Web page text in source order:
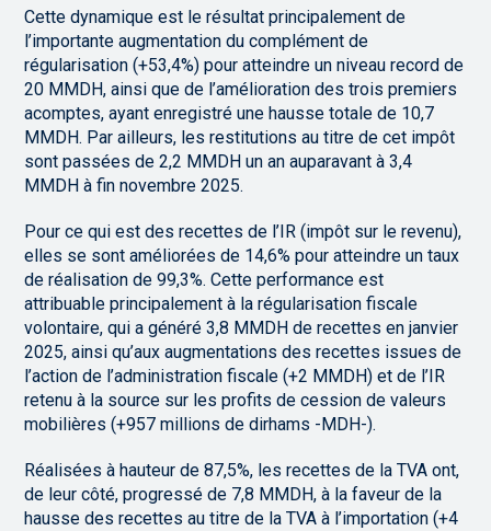
Cette dynamique est le résultat principalement de
l’importante augmentation du complément de
régularisation (+53,4%) pour atteindre un niveau record de
20 MMDH, ainsi que de l’amélioration des trois premiers
acomptes, ayant enregistré une hausse totale de 10,7
MMDH. Par ailleurs, les restitutions au titre de cet impôt
sont passées de 2,2 MMDH un an auparavant à 3,4
MMDH à fin novembre 2025.
Pour ce qui est des recettes de l’IR (impôt sur le revenu),
elles se sont améliorées de 14,6% pour atteindre un taux
de réalisation de 99,3%. Cette performance est
attribuable principalement à la régularisation fiscale
volontaire, qui a généré 3,8 MMDH de recettes en janvier
2025, ainsi qu’aux augmentations des recettes issues de
l’action de l’administration fiscale (+2 MMDH) et de l’IR
retenu à la source sur les profits de cession de valeurs
mobilières (+957 millions de dirhams -MDH-).
Réalisées à hauteur de 87,5%, les recettes de la TVA ont,
de leur côté, progressé de 7,8 MMDH, à la faveur de la
hausse des recettes au titre de la TVA à l’importation (+4